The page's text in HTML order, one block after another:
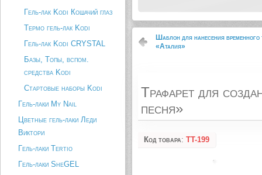
Гель-лак Kodi Кошачий глаз
Термо гель-лак Kodi
Гель-лак Kodi CRYSTAL
Базы, Топы, вспом.
средства Kodi
Стартовые наборы Kodi
Гель-лаки My Nail
Цветные гель-лаки Леди
Виктори
Гель-лаки Tertio
Гель-лаки SheGEL
Шаблон для нанесения временного
«Аталия»
Трафарет для
песня»
Код товара: TT-199